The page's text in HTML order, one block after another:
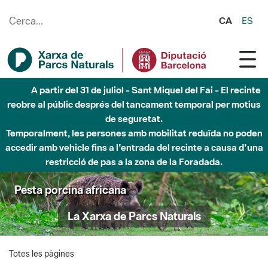
CA ES
A partir del 31 de juliol - Sant Miquel del Fai - El recinte
reobre al públic després del tancament temporal per motius
de seguretat.
Temporalment, les persones amb mobilitat reduïda no poden
accedir amb vehicle fins a l'entrada del recinte a causa d'una
restricció de pas a la zona de la Foradada.
Pesta porcina africana
La Xarxa de Parcs Naturals
Totes les pàgines